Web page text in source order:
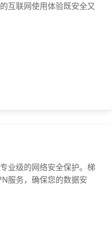
互联网使用体验既安全又
业级的网络安全保护。梯
服务，确保您的数据安